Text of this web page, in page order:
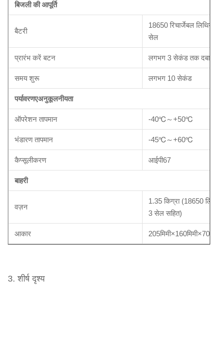
बिजली की आपूर्ति
बैटरी
18650 रिचार्जेबल
सेल
प्रारंभ करें बटन लगभग 3 सेकंड तक
समय शुरू लगभग 10 सेकंड
पर्यावरणएअनुकूलनीयता
ऑपरेशन तापमान -40℃～+50℃
भंडारण तापमान -45℃～+60℃
कैप्सूलीकरण आईपी67
बाहरी
वज़न
1.35 किग्रा (18650
3 सेल सहित)
आकार
3. शीर्ष दृश्य